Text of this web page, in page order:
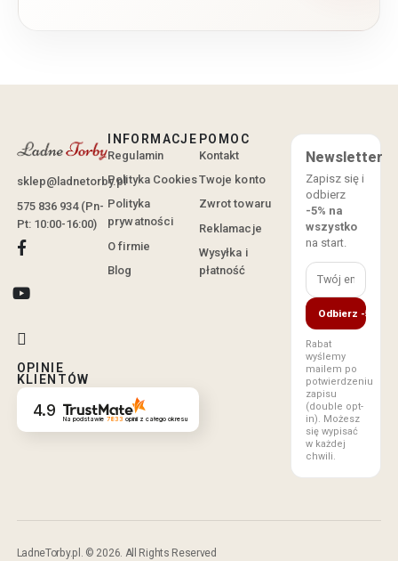
sklep@ladnetorby.pl
575 836 934 (Pn-
Pt: 10:00-16:00)
OPINIE
KLIENTÓW
4.9 Na podstawie 7833 opinii z całego okresu
INFORMACJE
Regulamin
Polityka Cookies
Polityka
prywatności
O firmie
Blog
POMOC
Kontakt
Twoje konto
Zwrot towaru
Reklamacje
Wysyłka i
płatność
Newsletter
Zapisz się i
odbierz
-5% na
wszystko
na start.
Odbierz -5%
Rabat
wyślemy
mailem po
potwierdzeniu
zapisu
(double opt-
in). Możesz
się wypisać
w każdej
chwili.
LadneTorby.pl. © 2026. All Rights Reserved